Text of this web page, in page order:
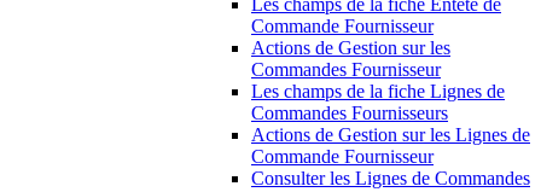
Les champs de la fiche Entête de
Commande Fournisseur
Actions de Gestion sur les
Commandes Fournisseur
Les champs de la fiche Lignes de
Commandes Fournisseurs
Actions de Gestion sur les Lignes de
Commande Fournisseur
Consulter les Lignes de Commandes